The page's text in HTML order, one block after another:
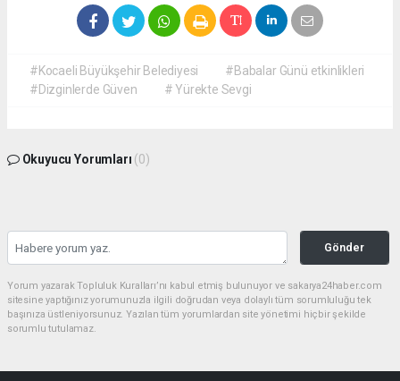
#Kocaeli Büyükşehir Belediyesi
#Babalar Günü etkinlikleri
#Dizginlerde Güven
# Yürekte Sevgi
Okuyucu Yorumları (0)
Gönder
Yorum yazarak Topluluk Kuralları’nı kabul etmiş bulunuyor ve sakarya24haber.com
sitesine yaptığınız yorumunuzla ilgili doğrudan veya dolaylı tüm sorumluluğu tek
başınıza üstleniyorsunuz. Yazılan tüm yorumlardan site yönetimi hiçbir şekilde
sorumlu tutulamaz.